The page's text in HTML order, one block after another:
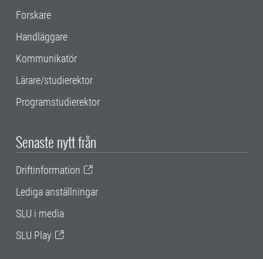
Forskare
Handläggare
Kommunikatör
Lärare/studierektor
Programstudierektor
Senaste nytt från
Driftinformation
Lediga anställningar
SLU i media
SLU Play